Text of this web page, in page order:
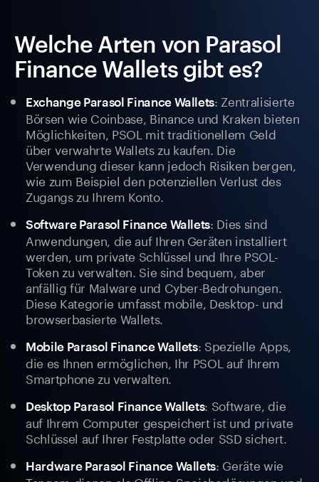
Welche Arten von Parasol
Finance Wallets gibt es?
Exchange Parasol Finance Wallets: Zentralisierte
Börsen wie Coinbase, Binance und Kraken bieten
Möglichkeiten, PSOL mit traditionellem Geld
über verwahrte Wallets zu kaufen. Die
Verwendung dieser kann jedoch Risiken bergen,
wie zum Beispiel den potenziellen Verlust des
Zugangs zu Ihrem Konto.
Software Parasol Finance Wallets: Dies sind
Anwendungen, die auf Ihren Geräten installiert
werden, um private Schlüssel und Ihre PSOL-
Token zu verwalten. Sie sind bequem, aber
anfällig für Malware und Cyber-Bedrohungen.
Diese Kategorie umfasst mobile, Desktop- und
browserbasierte Wallets.
Mobile Parasol Finance Wallets: Spezielle Apps,
die es Ihnen ermöglichen, Ihr PSOL auf Ihrem
Smartphone zu verwalten.
Desktop Parasol Finance Wallets: Software, die
auf Ihrem Computer gespeichert ist und private
Schlüssel auf Ihrer Festplatte oder SSD sichert.
Hardware Parasol Finance Wallets: Geräte wie